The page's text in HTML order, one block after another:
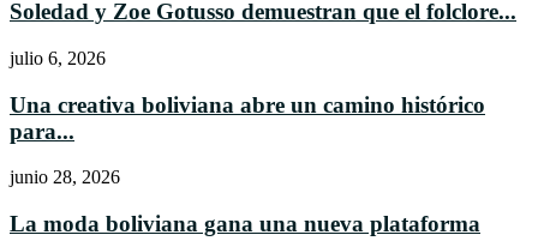
Soledad y Zoe Gotusso demuestran que el folclore...
julio 6, 2026
Una creativa boliviana abre un camino histórico
para...
junio 28, 2026
La moda boliviana gana una nueva plataforma